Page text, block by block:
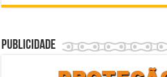
Publicidade